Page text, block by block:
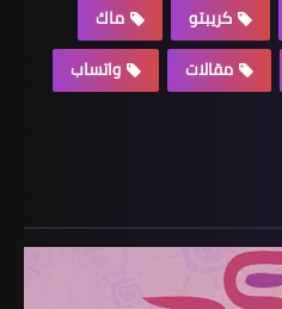
كريبتو
ماك
مقالات
واتساب